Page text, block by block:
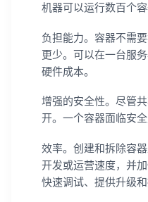
机器可以运行数百个容
负担能力。容器不需
更少。可以在一台服
硬件成本。
增强的安全性。尽管
开。一个容器面临安
效率。创建和拆除容
开发或运营速度，并
快速调试、提供升级和